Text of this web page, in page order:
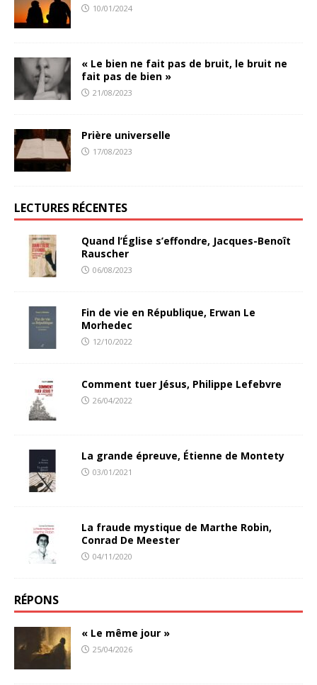
10/01/2024
« Le bien ne fait pas de bruit, le bruit ne
fait pas de bien »
21/08/2023
Prière universelle
17/08/2023
LECTURES RÉCENTES
Quand l’Église s’effondre, Jacques-Benoît
Rauscher
06/08/2023
Fin de vie en République, Erwan Le
Morhedec
12/10/2022
Comment tuer Jésus, Philippe Lefebvre
26/04/2022
La grande épreuve, Étienne de Montety
03/01/2021
La fraude mystique de Marthe Robin,
Conrad De Meester
04/11/2020
RÉPONS
« Le même jour »
25/04/2026